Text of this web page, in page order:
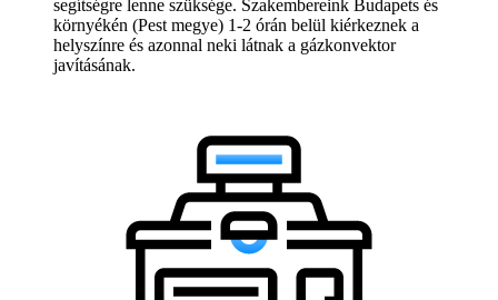
segítségre lenne szüksége. Szakembereink Budapets és
környékén (Pest megye) 1-2 órán belül kiérkeznek a
helyszínre és azonnal neki látnak a gázkonvektor
javításának.